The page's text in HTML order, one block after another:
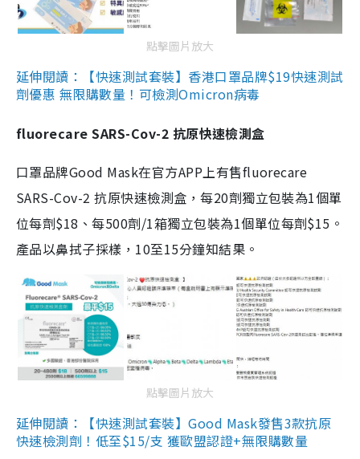
點擊圖片放大
延伸閱讀：【快速測試套裝】香港口罩品牌$19快速測試
劑優惠 無限購數量！可檢測Omicron病毒
fluorecare SARS-Cov-2 抗原快速檢測盒
口罩品牌Good Mask在官方APP上有售fluorecare
SARS-Cov-2 抗原快速檢測盒，每20劑獨立包裝為1個單
位每劑$18、每500劑/1箱獨立包裝為1個單位每劑$15。
產品以鼻拭子採樣，10至15分鐘知結果。
點擊圖片放大
延伸閱讀：【快速測試套裝】Good Mask發售3款抗原
快速檢測劑！低至$15/支 獲歐盟認證+無限購數量